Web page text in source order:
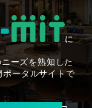
に
ーズを熟知した
ータルサイトで